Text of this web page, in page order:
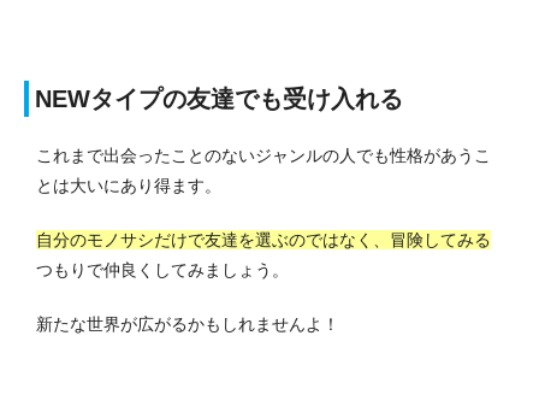
NEWタイプの友達でも受け入れる
これまで出会ったことのないジャンルの人でも性格があうこ
とは大いにあり得ます。
自分のモノサシだけで友達を選ぶのではなく、冒険してみる
つもりで仲良くしてみましょう。
新たな世界が広がるかもしれませんよ！